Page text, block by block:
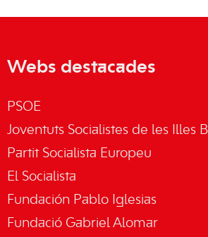
Webs destacades
PSOE
Joventuts Socialistes de les Illes
Partit Socialista Europeu
El Socialista
Fundación Pablo Iglesias
Fundació Gabriel Alomar